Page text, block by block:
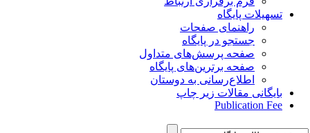
تسهیلات پایگاه
راهنمای صفحات
جستجو در پایگاه
صفحه پرسش‌های متداول
صفحه برترین‌های پایگاه
اطلاع‌رسانی به دوستان
بایگانی مقالات زیر چاپ
Publication Fee